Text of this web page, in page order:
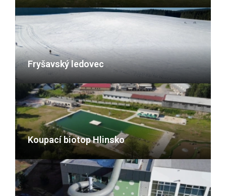
Fryšavský ledovec
Koupací biotop Hlinsko